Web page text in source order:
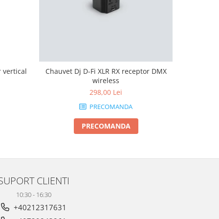
vertical
Chauvet Dj D-Fi XLR RX receptor DMX
wireless
298,00 Lei
PRECOMANDA
PRECOMANDA
CLIENTI
10:30 - 16:30
+40212317631